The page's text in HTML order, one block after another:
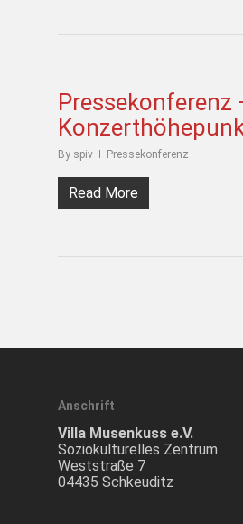
Pressekonferenz
By spiv Pressekonferenz
Read More
Anschrift
Villa Musenkuss e.V.
Soziokulturelles Zentrum
Weststraße 7
04435 Schkeuditz